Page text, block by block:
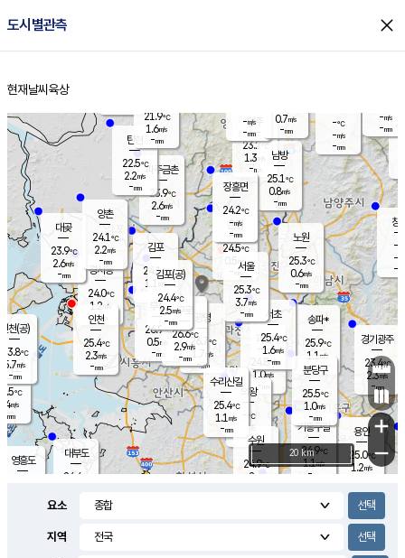
도시별관측 close
홈
현재날씨 육상
의도
℃
m/s
mm
영흥도
양주
23.2℃
1.3
-mm
과천
24.8℃
1.0m/s
- mm
용인
25.0℃
1.2m/s
경기광주
23.4℃
2.3m/s
-mm
대부도
24.4
경서동
24.0℃
1.2 m/s
-mm
파주금촌
23.9℃
2.6m/s
-mm
-℃
-m/s
-mm
대곶
23.9℃
2.6m/s
-mm
창
-
-m/
-
탄현
22.5℃
2.2m/s
-mm
-m/s
-mm
의왕
- ℃
m/s
mm
김포
24.1℃
1.1 m/s
mm
광명
26.7 ℃
1.7 m/s
-mm
부천
26.9℃
0.5m/s
-mm
양촌
24.1℃
2.2m/s
-mm
구로
26.6℃
2.9m/s
-mm
은평
24.5℃
0.5 m/s
- mm
노원
25.3℃
0.6m/s
-mm
송파*
25.9℃
1.1 m/s
-mm
서초
25.4℃
1.6m/s
-mm
남방
25.1℃
0.8m/s
-mm
기흥구갈
24.9℃
1.1m/s
-
수리산길
25.4℃
1.1 m/s
-mm
분당구
25.5℃
1.0m/s
-mm
장흥면
24.2℃
-m/s
-mm
-m/s
-mm
인천(공)
23.8℃
5.7m/s
-mm
김포(공)
24.4℃
2.5m/s
-mm
수원
24.9℃
2 m/s
인천
25.4℃
2.3m/s
-mm
서울
25.3℃
3.7m/s
-mm
21.9℃
1.6m/s
-mm
0.7m/s
-mm
+
−
20 km
요소
지역